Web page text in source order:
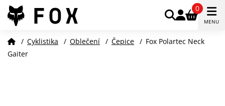
0
MENU
/ Cyklistika / Oblečení / Čepice / Fox Polartec Neck
Gaiter